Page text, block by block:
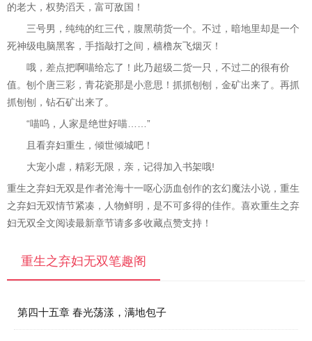
的老大，权势滔天，富可敌国！
三号男，纯纯的红三代，腹黑萌货一个。不过，暗地里却是一个
死神级电脑黑客，手指敲打之间，樯橹灰飞烟灭！
哦，差点把啊喵给忘了！此乃超级二货一只，不过二的很有价
值。刨个唐三彩，青花瓷那是小意思！抓抓刨刨，金矿出来了。再抓
抓刨刨，钻石矿出来了。
“喵呜，人家是绝世好喵……”
且看弃妇重生，倾世倾城吧！
大宠小虐，精彩无限，亲，记得加入书架哦!
重生之弃妇无双是作者沧海十一呕心沥血创作的玄幻魔法小说，重生
之弃妇无双情节紧凑，人物鲜明，是不可多得的佳作。喜欢重生之弃
妇无双全文阅读最新章节请多多收藏点赞支持！
重生之弃妇无双笔趣阁
第四十五章 春光荡漾，满地包子